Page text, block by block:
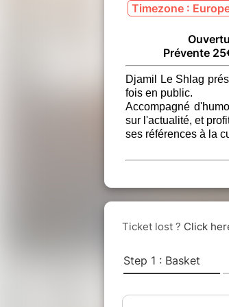
Timezone :
Prévente
Djamil Le Shlag
fois en public.
Accompagné
sur l'actualité, et
ses références à la